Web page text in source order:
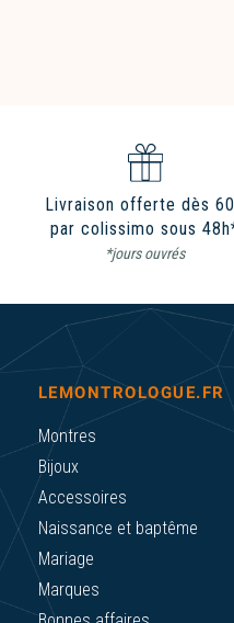
Livraison offerte dès
par colissimo sous
*jours ouvrés
LEMONTROLOGUE.FR
Montres
Bijoux
Accessoires
Naissance et baptême
Mariage
Marques